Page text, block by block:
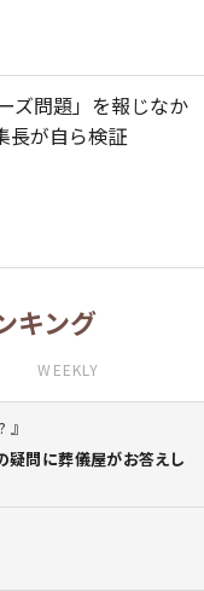
ズ問題」を報じなか
が自ら検証
キング
WEEKLY
疑問に葬儀屋がお答えし